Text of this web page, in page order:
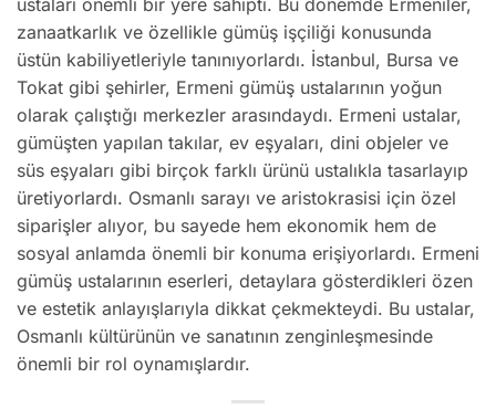
zanaatkarlık ve özellikle gümüş işçiliği konusunda
üstün kabiliyetleriyle tanınıyorlardı. İstanbul, Bursa ve
Tokat gibi şehirler, Ermeni gümüş ustalarının yoğun
olarak çalıştığı merkezler arasındaydı. Ermeni ustalar,
gümüşten yapılan takılar, ev eşyaları, dini objeler ve
süs eşyaları gibi birçok farklı ürünü ustalıkla tasarlayıp
üretiyorlardı. Osmanlı sarayı ve aristokrasisi için özel
siparişler alıyor, bu sayede hem ekonomik hem de
sosyal anlamda önemli bir konuma erişiyorlardı. Ermeni
gümüş ustalarının eserleri, detaylara gösterdikleri özen
ve estetik anlayışlarıyla dikkat çekmekteydi. Bu ustalar,
Osmanlı kültürünün ve sanatının zenginleşmesinde
önemli bir rol oynamışlardır.